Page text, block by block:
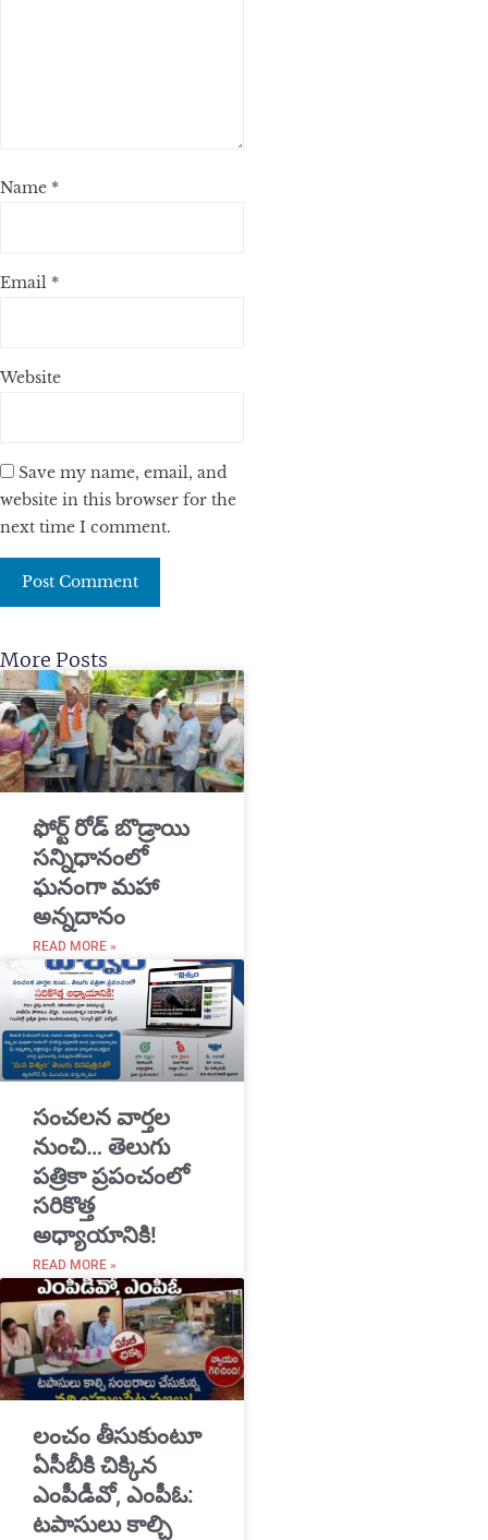
Name *
Email *
Website
Save my name, email, and
website in this browser for the
next time I comment.
More Posts
​ఫోర్ట్ రోడ్ బొడ్రాయి
సన్నిధానంలో
ఘనంగా మహా
అన్నదానం
READ MORE »
సంచలన వార్తల
నుంచి… తెలుగు
పత్రికా ప్రపంచంలో
సరికొత్త
అధ్యాయానికి!
READ MORE »
​లంచం తీసుకుంటూ
ఏసీబీకి చిక్కిన
ఎంపీడీవో, ఎంపీఓ:
టపాసులు కాల్చి